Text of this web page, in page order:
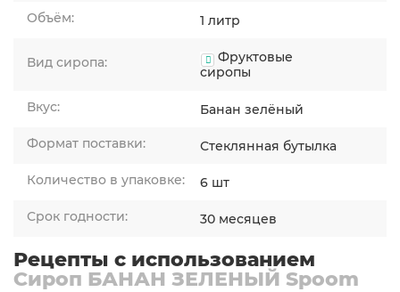
Объём: 1 литр
Вид сиропа:
Фруктовые
сиропы
Вкус: Банан зелёный
Формат поставки: Стеклянная бутылка
Количество в упаковке: 6 шт
Срок годности: 30 месяцев
Рецепты с использованием
Сироп БАНАН ЗЕЛЕНЫЙ Spoom